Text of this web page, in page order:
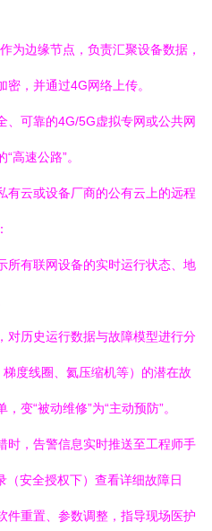
为边缘节点，负责汇聚设备数据，
，并通过4G网络上传。
、可靠的4G/5G虚拟专网或公共网
高速公路”。
有云或设备厂商的公有云上的远程
所有联网设备的实时运行状态、地
对历史运行数据与故障模型进行分
度线圈、氦压缩机等）的潜在故
变“被动维修”为“主动预防”。
时，告警信息实时推送至工程师手
（安全授权下）查看详细故障日
件重置、参数调整，指导现场医护